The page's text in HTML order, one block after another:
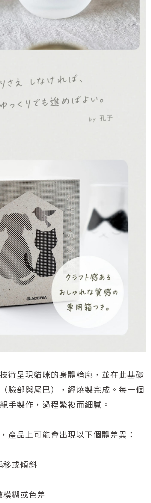
術呈現貓咪的身體輪廓，並在此基礎
臉部與尾巴），經燒製完成。每一個
手製作，過程繁複而細膩。
產品上可能會出現以下個體差異：
移或傾斜
糊或色差